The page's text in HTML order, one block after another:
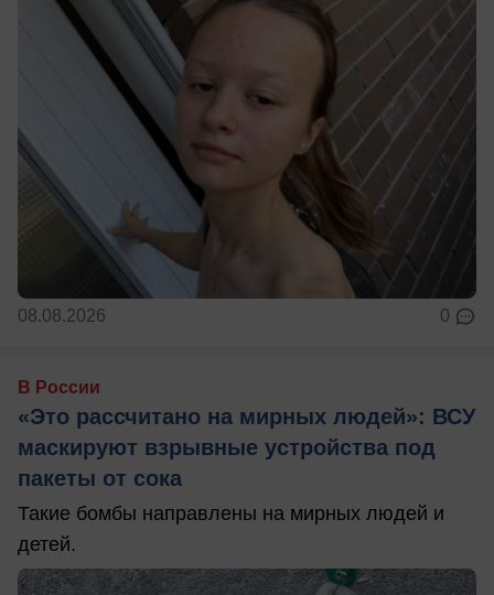
08.08.2026 0
В России
«Это рассчитано на мирных людей»: ВСУ
маскируют взрывные устройства под
пакеты от сока
Такие бомбы направлены на мирных людей и
детей.